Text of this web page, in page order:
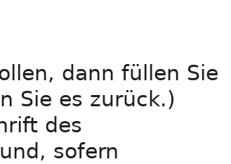
dann füllen Sie
Sie es zurück.)
des
sofern